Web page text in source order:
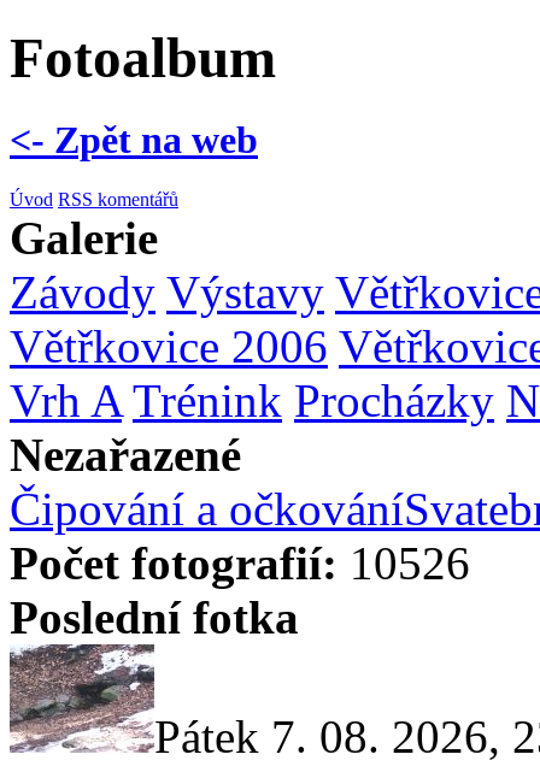
Fotoalbum
<- Zpět na web
Úvod RSS komentářů
Galerie
Závody Výstavy
Větřkovice 2006
Vrh A Trénink Procházky
Nezařazené
Čipování a očkování
Počet fotografií: 10526
Poslední fotka
Pátek 7. 08. 2026,